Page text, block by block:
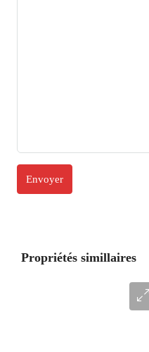
Propriétés simillaires